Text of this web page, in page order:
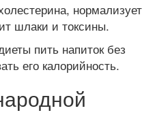
нормализует
шлаки и токсины.
пить напиток без
его калорийность.